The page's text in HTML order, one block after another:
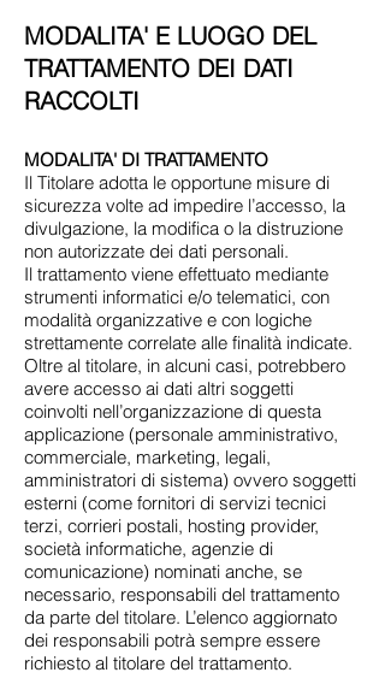
MODALITA' E LUOGO DEL
TRATTAMENTO DEI DATI
RACCOLTI
MODALITA' DI TRATTAMENTO
Il Titolare adotta le opportune misure di
sicurezza volte ad impedire l’accesso, la
divulgazione, la modifica o la distruzione
non autorizzate dei dati personali.
Il trattamento viene effettuato mediante
strumenti informatici e/o telematici, con
modalità organizzative e con logiche
strettamente correlate alle finalità indicate.
Oltre al titolare, in alcuni casi, potrebbero
avere accesso ai dati altri soggetti
coinvolti nell’organizzazione di questa
applicazione (personale amministrativo,
commerciale, marketing, legali,
amministratori di sistema) ovvero soggetti
esterni (come fornitori di servizi tecnici
terzi, corrieri postali, hosting provider,
società informatiche, agenzie di
comunicazione) nominati anche, se
necessario, responsabili del trattamento
da parte del titolare. L’elenco aggiornato
dei responsabili potrà sempre essere
richiesto al titolare del trattamento.